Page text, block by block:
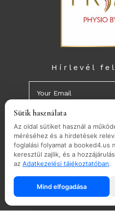
Hírlevél
+36-70/
1-es
Sütik használata
Az oldal sütiket használ a
méréséhez és a hirdetések
foglalási folyamat a booked4.us
keresztül zajlik, és a
az Adatkezelési tájékoztatóban.
Mind elfogadása